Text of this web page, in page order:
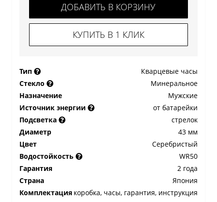
ДОБАВИТЬ В КОРЗИНУ
КУПИТЬ В 1 КЛИК
Тип
Кварцевые часы
Стекло
Минеральное
Назначение
Мужские
Источник энергии
от батарейки
Подсветка
стрелок
Диаметр
43 мм
Цвет
Серебристый
Водостойкость
WR50
Гарантия
2 года
Страна
Япония
Комплектация коробка, часы, гарантия, инструкция